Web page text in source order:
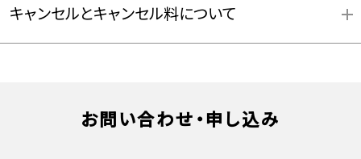
キャンセルとキャンセル料について
お問い合わせ・申し込み